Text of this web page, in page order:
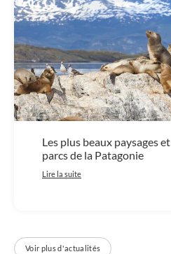
Les plus beaux paysages et
parcs de la Patagonie
Lire la suite
Voir plus d'actualités